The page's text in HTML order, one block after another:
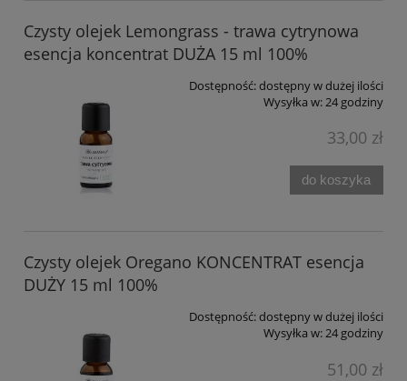
Czysty olejek Lemongrass - trawa cytrynowa
esencja koncentrat DUŻA 15 ml 100%
Dostępność:dostępny w dużej ilości
Wysyłka w:24 godziny
33,00 zł
do koszyka
Czysty olejek Oregano KONCENTRAT esencja
DUŻY 15 ml 100%
Dostępność:dostępny w dużej ilości
Wysyłka w:24 godziny
51,00 zł